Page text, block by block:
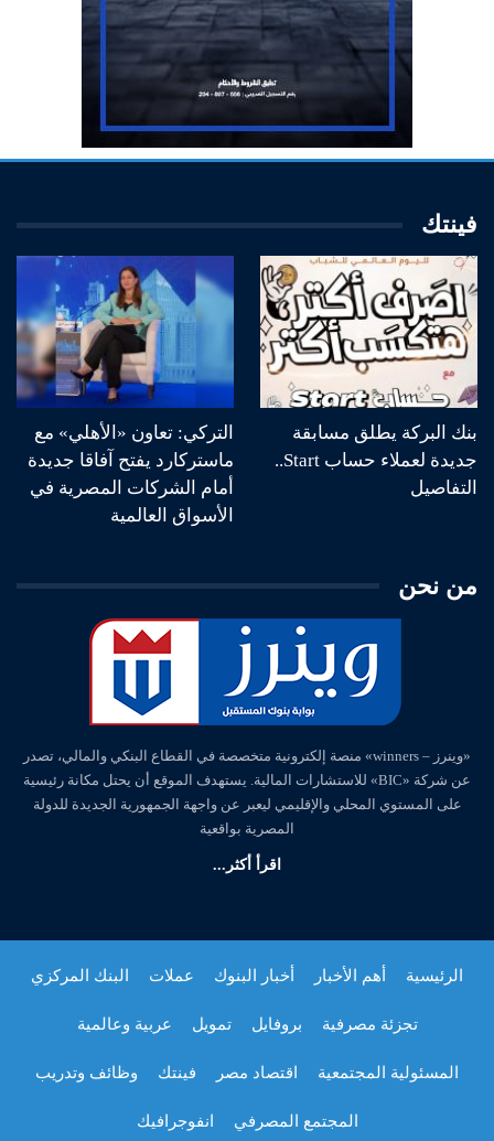
فينتك
بنك البركة يطلق مسابقة
جديدة لعملاء حساب Start..
التفاصيل
التركي: تعاون «الأهلي» مع
ماستركارد يفتح آفاقا جديدة
أمام الشركات المصرية في
الأسواق العالمية
من نحن
«وينرز – winners» منصة إلكترونية متخصصة في القطاع البنكي والمالي، تصدر
عن شركة «BIC» للاستشارات المالية. يستهدف الموقع أن يحتل مكانة رئيسية
على المستوي المحلي والإقليمي ليعبر عن واجهة الجمهورية الجديدة للدولة
المصرية بواقعية
اقرأ أكثر...
الرئيسية أهم الأخبار أخبار البنوك عملات البنك المركزي
تجزئة مصرفية بروفايل تمويل عربية وعالمية
المسئولية المجتمعية اقتصاد مصر فينتك وظائف وتدريب
المجتمع المصرفي انفوجرافيك